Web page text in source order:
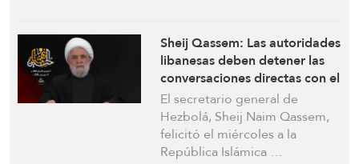
Sheij Qassem: Las autoridades
libanesas deben detener las
conversaciones directas con el
enemigo israelí. Las fuerzas
de ocupación sin duda se
retirarán
El secretario general de
Hezbolá, Sheij Naim Qassem,
felicitó el miércoles a la
República Islámica …